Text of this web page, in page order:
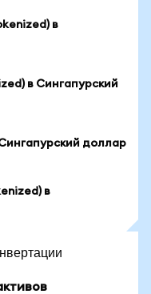
в
в Сингапурский
доллар
в